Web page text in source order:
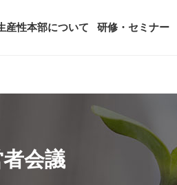
産性本部について 研修・セミナー
際連携・国際交流活動
ジャー白書
クセス
アーカイブ研修・セミナー
オーダーメイド研修（企業内研修）
経営コンサルタント候補について
会議